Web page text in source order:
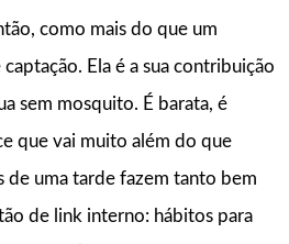
como mais do que um
Ela é a sua contribuição
sem mosquito. É barata, é
que vai muito além do que
de uma tarde fazem tanto bem
de link interno: hábitos para